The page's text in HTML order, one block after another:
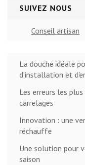
SUIVEZ NOUS
Conseil artisan
La douche idéale
d’installation et
Les erreurs les
carrelages
Innovation : une
réchauffe
Une solution pour
saison